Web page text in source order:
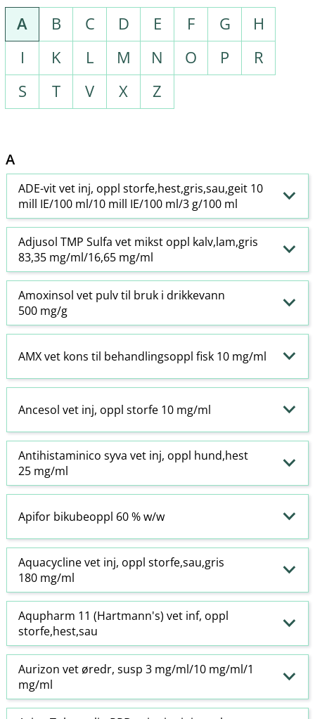
A B C D E F G
H
I
K L M N O P
R
S
T V X Z
A
ADE-vit vet inj, oppl storfe,hest,gris,sau,geit 10
mill IE/100 ml/10 mill IE/100 ml/3 g/100 ml
Adjusol TMP Sulfa vet mikst oppl kalv,lam,gris
83,35 mg/ml/16,65 mg/ml
Amoxinsol vet pulv til bruk i drikkevann
500 mg/g
AMX vet kons til behandlingsoppl fisk 10 mg/ml
Ancesol vet inj, oppl storfe 10 mg/ml
Antihistaminico syva vet inj, oppl hund,hest
25 mg/ml
Apifor bikubeoppl 60 % w​/​w
Aquacycline vet inj, oppl storfe,sau,gris
180 mg/ml
Aqupharm 11 (Hartmann's) vet inf, oppl
storfe,hest,sau
Aurizon vet øredr, susp 3 mg/ml/10 mg/ml/1
mg/ml